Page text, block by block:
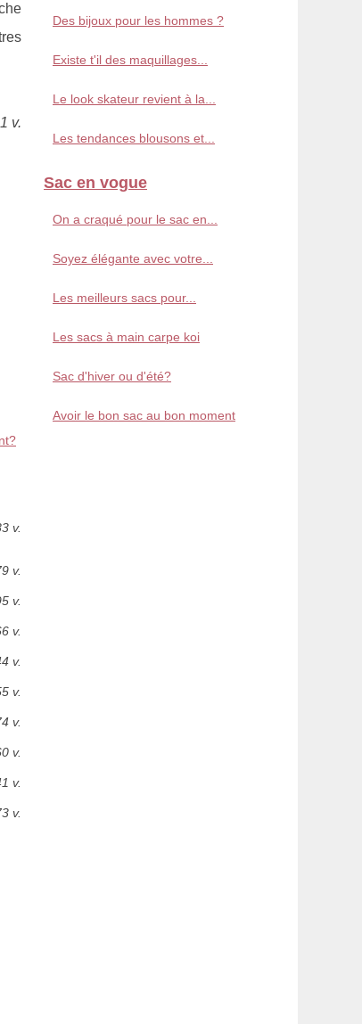
v.
v.
v.
v.
v.
v.
v.
v.
v.
v.
v.
Des bijoux pour les hommes ?
Existe t'il des maquillages...
Le look skateur revient à la...
Les tendances blousons et...
Sac en vogue
On a craqué pour le sac en...
Soyez élégante avec votre...
Les meilleurs sacs pour...
Les sacs à main carpe koi
Sac d'hiver ou d'été?
Avoir le bon sac au bon moment